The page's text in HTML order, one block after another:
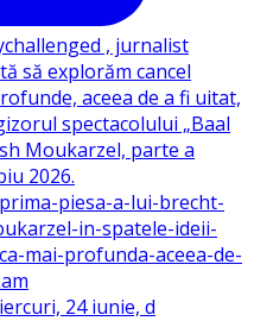
24 iunie, d